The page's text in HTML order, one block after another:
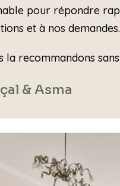
pour répondre
et à nos demandes.
la recommandons
& Asma